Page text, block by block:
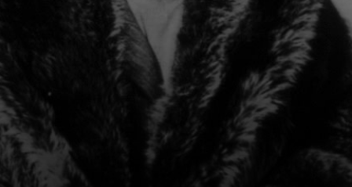
pensées et ses
sources
d'inspiration.